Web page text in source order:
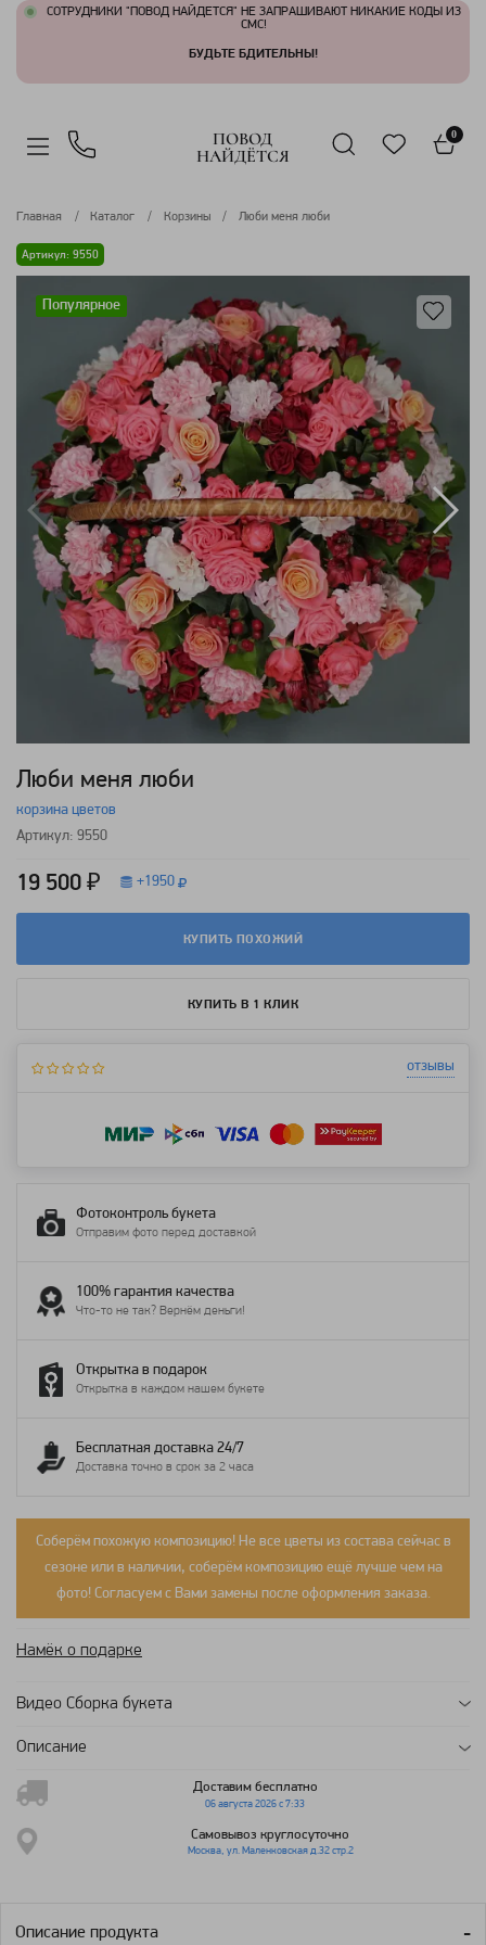
СОТРУДНИКИ "ПОВОД НАЙДЕТСЯ" НЕ ЗАПРАШИВАЮТ НИКАКИЕ КОДЫ ИЗ
СМС!
БУДЬТЕ БДИТЕЛЬНЫ!
ПОВОД
НАЙДЁТСЯ
0
Главная Каталог Корзины Люби меня люби
Артикул: 9550
Популярное
Люби меня люби
корзина цветов
Артикул: 9550
19 500 ₽ +1950
КУПИТЬ ПОХОЖИЙ
КУПИТЬ В 1 КЛИК
отзывы
Фотоконтроль букета
Отправим фото перед доставкой
100% гарантия качества
Что-то не так? Вернём деньги!
Открытка в подарок
Открытка в каждом нашем букете
Бесплатная доставка 24/7
Доставка точно в срок за 2 часа
Соберём похожую композицию! Не все цветы из состава сейчас в
сезоне или в наличии, соберём композицию ещё лучше чем на
фото! Согласуем с Вами замены после оформления заказа.
Намёк о подарке
Видео Сборка букета
Описание
Доставим бесплатно
06 августа 2026 с 7:33
Самовывоз круглосуточно
Москва, ул. Маленковская д.32 стр.2
Описание продукта